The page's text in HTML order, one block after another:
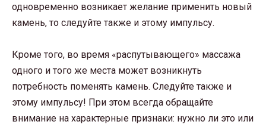
одновременно возникает желание применить новый
камень, то следуйте также и этому импульсу.
Кроме того, во время «распутывающего» массажа
одного и того же места может возникнуть
потребность поменять камень. Следуйте также и
этому импульсу! При этом всегда обращайте
внимание на характерные признаки: нужно ли это или